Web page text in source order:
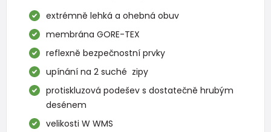
extrémně lehká a ohebná obuv
membrána GORE-TEX
reflexně bezpečnostní prvky
upínání na 2 suché zipy
protiskluzová podešev s dostatečně hrubým
desénem
velikosti W WMS